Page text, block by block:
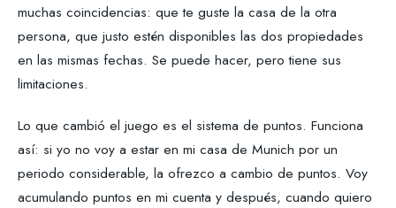
muchas coincidencias: que te guste la casa de la otra
persona, que justo estén disponibles las dos propiedades
en las mismas fechas. Se puede hacer, pero tiene sus
limitaciones.
Lo que cambió el juego es el sistema de puntos. Funciona
así: si yo no voy a estar en mi casa de Munich por un
periodo considerable, la ofrezco a cambio de puntos. Voy
acumulando puntos en mi cuenta y después, cuando quiero